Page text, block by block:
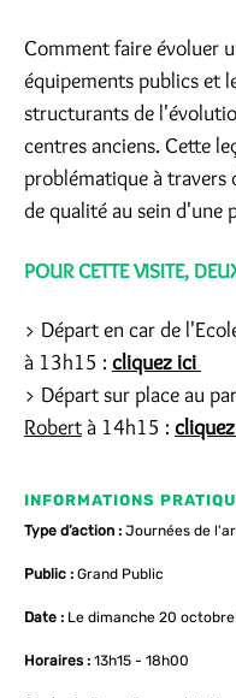
Comment faire évoluer
équipements publics et
structurants de
centres anciens. Cette
problématique à travers
de qualité au sein d'une
POUR CETTE VISITE,
> Départ en car de
à 13h15 : cliquez ici
> Départ sur place au
Robertà 14h15 :
INFORMATIONS
Type d’action : Journées de
Public : Grand Public
Date : Le dimanche 20 octobre
Horaires : 13h15 - 18h00